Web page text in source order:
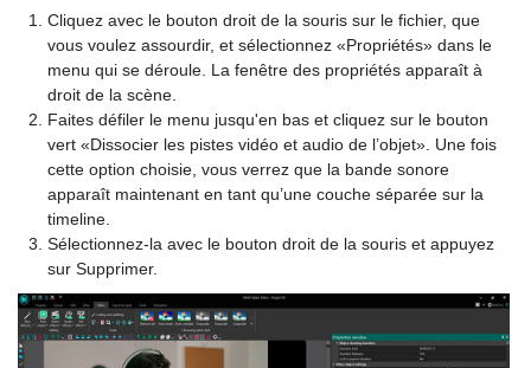
Cliquez avec le bouton droit de la souris sur le fichier, que
vous voulez assourdir, et sélectionnez «Propriétés» dans le
menu qui se déroule. La fenêtre des propriétés apparaît à
droit de la scène.
Faites défiler le menu jusqu'en bas et cliquez sur le bouton
vert «Dissocier les pistes vidéo et audio de l’objet». Une fois
cette option choisie, vous verrez que la bande sonore
apparaît maintenant en tant qu’une couche séparée sur la
timeline.
Sélectionnez-la avec le bouton droit de la souris et appuyez
sur Supprimer.